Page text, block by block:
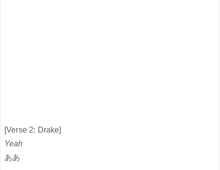
[Verse 2: Drake]
Yeah
ああ